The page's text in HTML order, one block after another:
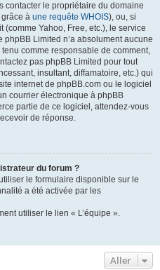
contacter le propriétaire du domaine
à une requête WHOIS), ou, si
Yahoo, Free, etc.), le service
Limited n’a absolument aucune
comme responsable de comment,
pas phpBB Limited pour tout
insultant, diffamatoire, etc.) qui
internet de phpBB.com ou le logiciel
courrier électronique à phpBB
partie de ce logiciel, attendez-vous
de réponse.
du forum ?
le formulaire disponible sur le
a été activée par les
utiliser le lien « L’équipe ».
Aller